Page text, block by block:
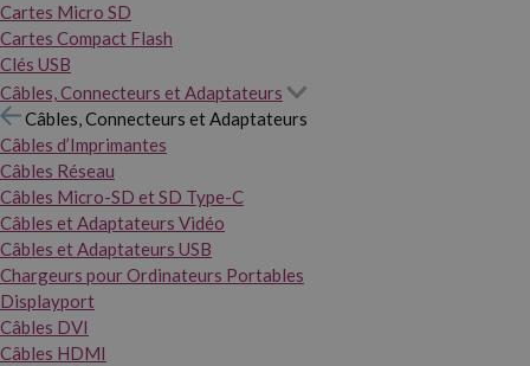
Cartes Micro SD
Cartes Compact Flash
Clés USB
Câbles, Connecteurs et Adaptateurs
Câbles, Connecteurs et Adaptateurs
Câbles d’Imprimantes
Câbles Réseau
Câbles Micro-SD et SD Type-C
Câbles et Adaptateurs Vidéo
Câbles et Adaptateurs USB
Chargeurs pour Ordinateurs Portables
Displayport
Câbles DVI
Câbles HDMI